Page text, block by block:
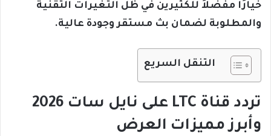
خيارًا مفضلاً للكثيرين في ظل التغيرات التقنية
والمطلوبة لضمان بث مستقر وجودة عالية.
التنقل السريع
تردد قناة LTC على نايل سات 2026
وأبرز مميزات العرض